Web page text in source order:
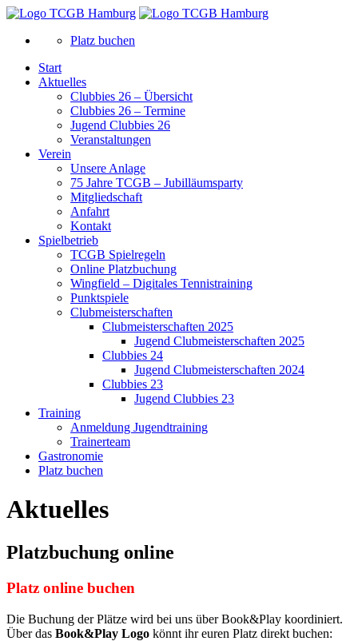
Platz buchen
Start
Aktuelles
Clubbies 26 – Übersicht
Clubbies 26 – Termine
Jugend Clubbies 26
Veranstaltungen
Verein
Unsere Anlage
75 Jahre TCGB – Jubilläumsparty
Mitgliedschaft
Anfahrt
Kontakt
Spielbetrieb
TCGB Spielregeln
Online Platzbuchung
Wingfield – Digitales Tennistraining
Punktspiele
Clubmeisterschaften
Clubmeisterschaften 2025
Jugend Clubmeisterschaften 2025
Clubbies 24
Jugend Clubmeisterschaften 2024
Clubbies 23
Jugend Clubbies 23
Training
Anmeldung Jugendtraining
Trainerteam
Gastronomie
Platz buchen
Aktuelles
Platzbuchung online
Platz online buchen
Die Buchung der Plätze wird bei uns über Book&Play koordiniert.
Über das Book&Play Logo könnt ihr euren Platz direkt buchen: